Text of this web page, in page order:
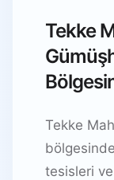
Tekke
Tekke
tesisleri